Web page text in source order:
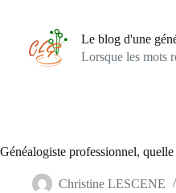
Le blog d'une
Lorsque les mots
Généalogiste professionnel,
Christine LESCENE